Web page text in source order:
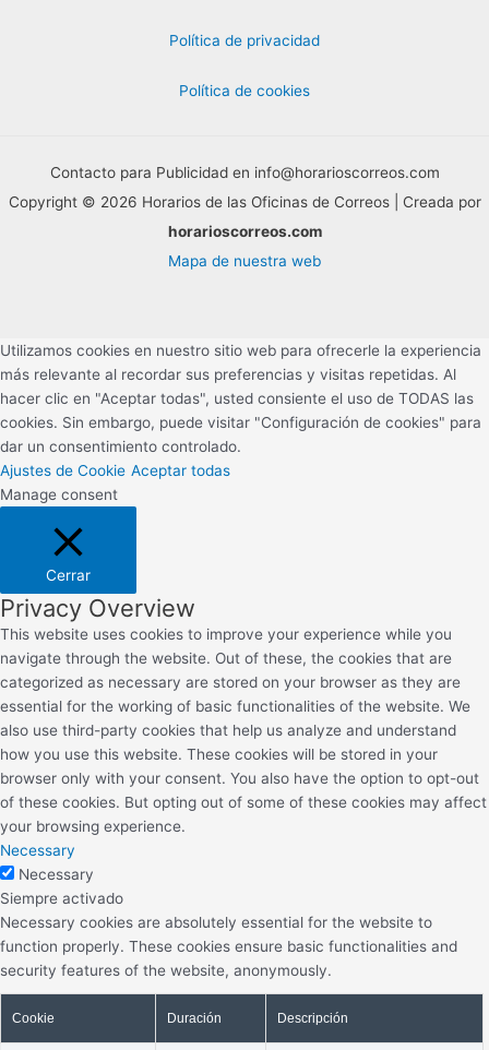
Política de privacidad
Política de cookies
Contacto para Publicidad en info@horarioscorreos.com
Copyright © 2026 Horarios de las Oficinas de Correos | Creada por
horarioscorreos.com
Mapa de nuestra web
Utilizamos cookies en nuestro sitio web para ofrecerle la experiencia
más relevante al recordar sus preferencias y visitas repetidas. Al
hacer clic en "Aceptar todas", usted consiente el uso de TODAS las
cookies. Sin embargo, puede visitar "Configuración de cookies" para
dar un consentimiento controlado.
Ajustes de Cookie Aceptar todas
Manage consent
Cerrar
Privacy Overview
This website uses cookies to improve your experience while you
navigate through the website. Out of these, the cookies that are
categorized as necessary are stored on your browser as they are
essential for the working of basic functionalities of the website. We
also use third-party cookies that help us analyze and understand
how you use this website. These cookies will be stored in your
browser only with your consent. You also have the option to opt-out
of these cookies. But opting out of some of these cookies may affect
your browsing experience.
Necessary
Necessary
Siempre activado
Necessary cookies are absolutely essential for the website to
function properly. These cookies ensure basic functionalities and
security features of the website, anonymously.
Cookie Duración Descripción